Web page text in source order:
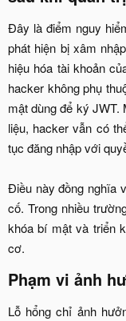
Đây là điểm nguy
phát hiện bị xâm
hiệu hóa tài khoản
hacker không phụ
mật dùng để ký JWT.
liệu, hacker vẫn có
tục đăng nhập với
Điều này đồng nghĩa
cố. Trong nhiều
khóa bí mật và triển
cơ.​
Phạm vi ảnh
Lỗ hổng chỉ ảnh